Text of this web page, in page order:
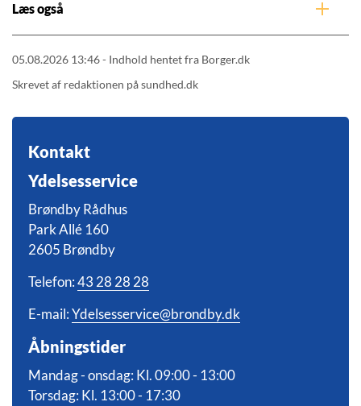
Læs også
05.08.2026 13:46 - Indhold hentet fra Borger.dk
Skrevet af redaktionen på sundhed.dk
Kontakt
Ydelsesservice
Brøndby Rådhus
Park Allé 160
2605 Brøndby
Telefon:43 28 28 28
E-mail:Ydelsesservice@brondby.dk
Åbningstider
Mandag - onsdag: Kl. 09:00 - 13:00
Torsdag: Kl. 13:00 - 17:30